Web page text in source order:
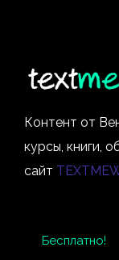
Контент от
курсы, книги,
сайт
Бесплатно!